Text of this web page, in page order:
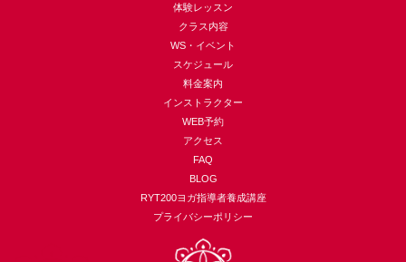
体験レッスン
クラス内容
WS・イベント
スケジュール
料金案内
インストラクター
WEB予約
アクセス
FAQ
BLOG
RYT200ヨガ指導者養成講座
プライバシーポリシー